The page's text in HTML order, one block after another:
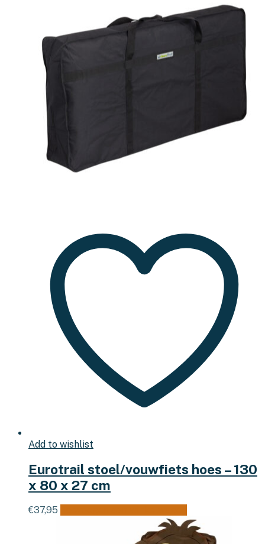
Add to wishlist
Eurotrail stoel/vouwfiets hoes – 130
x 80 x 27 cm
€37,95